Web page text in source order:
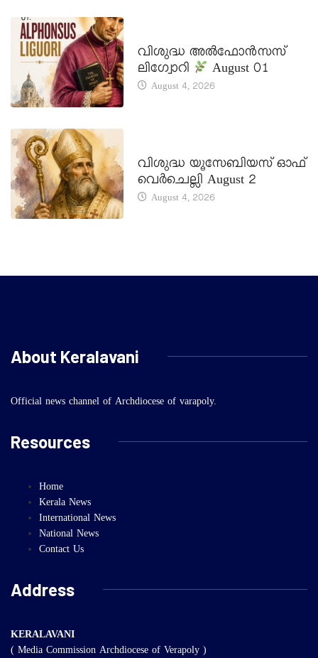
വിശുദ്ധ അൽഫോൻസസ്
ലിഗ്വോറി
August 01
August 4, 2026
വിശുദ്ധ യൂസേബിയസ് ഓഫ്
വെർചെല്ലി August 2
August 4, 2026
About Keralavani
Official news channel of Archdiocese of varapoly.
Resources
Home
Kerala News
International News
National News
Contact Us
Address
KERALAVANI
( Media Commission Archdiocese of Verapoly )